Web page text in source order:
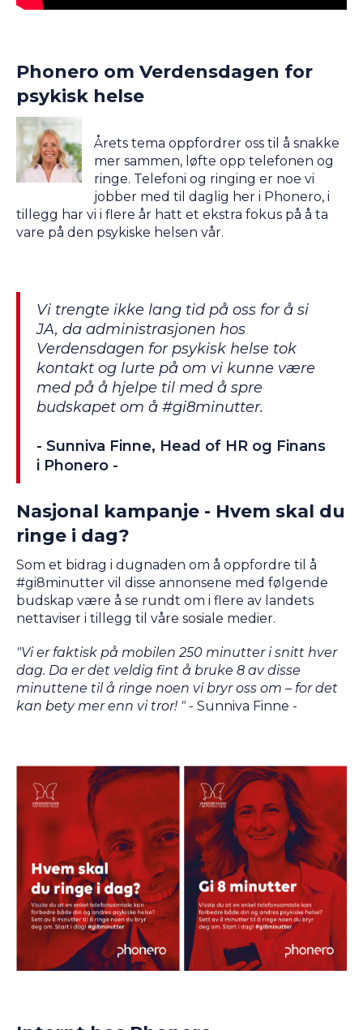
Phonero om Verdensdagen for
psykisk helse
Årets tema oppfordrer oss til å snakke
mer sammen, løfte opp telefonen og
ringe. Telefoni og ringing er noe vi
jobber med til daglig her i Phonero, i
tillegg har vi i flere år hatt et ekstra fokus på å ta
vare på den psykiske helsen vår.
Vi trengte ikke lang tid på oss for å si
JA, da administrasjonen hos
Verdensdagen for psykisk helse tok
kontakt og lurte på om vi kunne være
med på å hjelpe til med å spre
budskapet om å #gi8minutter.
- Sunniva Finne, Head of HR og Finans
i Phonero -
Nasjonal kampanje - Hvem skal du
ringe i dag?
Som et bidrag i dugnaden om å oppfordre til å
#gi8minutter vil disse annonsene med følgende
budskap være å se rundt om i flere av landets
nettaviser i tillegg til våre sosiale medier.
"Vi er faktisk på mobilen 250 minutter i snitt hver
dag. Da er det veldig fint å bruke 8 av disse
minuttene til å ringe noen vi bryr oss om – for det
kan bety mer enn vi tror! "- Sunniva Finne -